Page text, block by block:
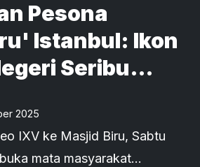
Pesona
Istanbul: Ikon
Seribu
2025
IXV ke Masjid Biru, Sabtu